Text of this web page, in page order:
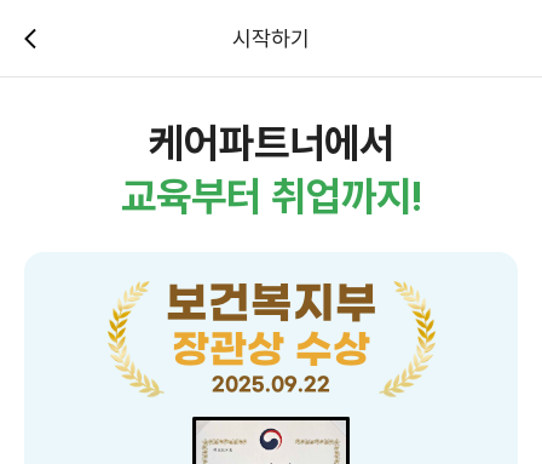
시작하기
케어파트너에서
교육부터 취업까지!
보건복지부
장관상 수상
2025.09.22